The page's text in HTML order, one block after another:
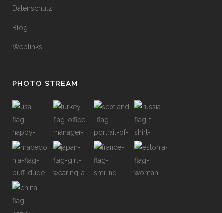
Datenschutz
Blog
Weblinks
PHOTO STREAM